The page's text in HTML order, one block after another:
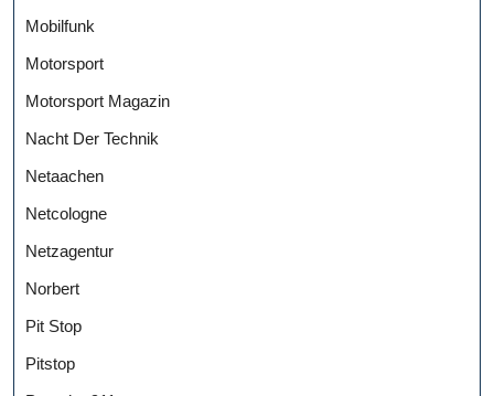
Mobilfunk
Motorsport
Motorsport Magazin
Nacht Der Technik
Netaachen
Netcologne
Netzagentur
Norbert
Pit Stop
Pitstop